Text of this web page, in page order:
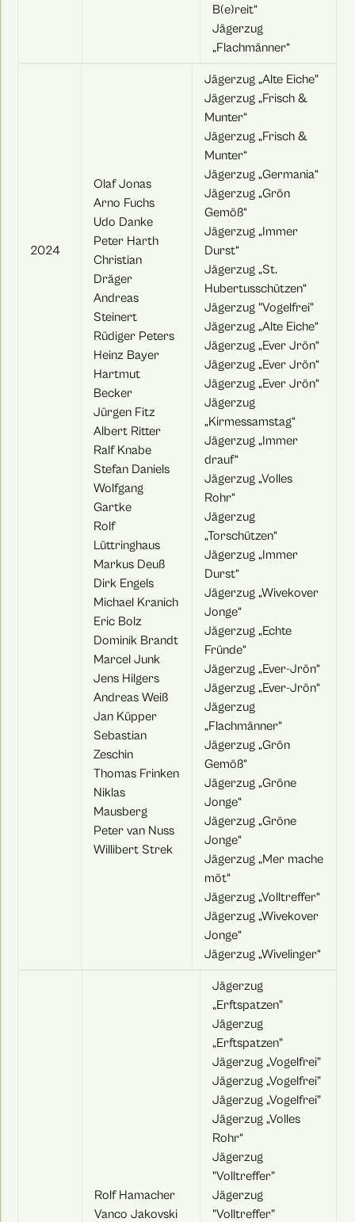
B(e)reit“
Jägerzug
„Flachmänner“
2024
Olaf Jonas
Arno Fuchs
Udo Danke
Peter Harth
Christian
Dräger
Andreas
Steinert
Rüdiger Peters
Heinz Bayer
Hartmut
Becker
Jürgen Fitz
Albert Ritter
Ralf Knabe
Stefan Daniels
Wolfgang
Gartke
Rolf
Lüttringhaus
Markus Deuß
Dirk Engels
Michael Kranich
Eric Bolz
Dominik Brandt
Marcel Junk
Jens Hilgers
Andreas Weiß
Jan Küpper
Sebastian
Zeschin
Thomas Frinken
Niklas
Mausberg
Peter van Nuss
Willibert Strek
Jägerzug „Alte Eiche"
Jägerzug „Frisch &
Munter“
Jägerzug „Frisch &
Munter“
Jägerzug „Germania“
Jägerzug „Grön
Gemöß“
Jägerzug „Immer
Durst“
Jägerzug „St.
Hubertusschützen“
Jägerzug "Vogelfrei"
Jägerzug „Alte Eiche“
Jägerzug „Ever Jrön“
Jägerzug „Ever Jrön“
Jägerzug „Ever Jrön“
Jägerzug
„Kirmessamstag“
Jägerzug „Immer
drauf“
Jägerzug „Volles
Rohr“
Jägerzug
„Torschützen“
Jägerzug „Immer
Durst“
Jägerzug „Wivekover
Jonge“
Jägerzug „Echte
Fründe“
Jägerzug „Ever-Jrön“
Jägerzug „Ever-Jrön“
Jägerzug
„Flachmänner“
Jägerzug „Grön
Gemöß“
Jägerzug „Gröne
Jonge“
Jägerzug „Gröne
Jonge“
Jägerzug „Mer mache
möt“
Jägerzug „Volltreffer“
Jägerzug „Wivekover
Jonge“
Jägerzug „Wivelinger“
Rolf Hamacher
Vanco Jakovski
Jägerzug
„Erftspatzen"
Jägerzug
„Erftspatzen"
Jägerzug „Vogelfrei"
Jägerzug „Vogelfrei"
Jägerzug „Vogelfrei"
Jägerzug „Volles
Rohr“
Jägerzug
"Volltreffer"
Jägerzug
"Volltreffer"